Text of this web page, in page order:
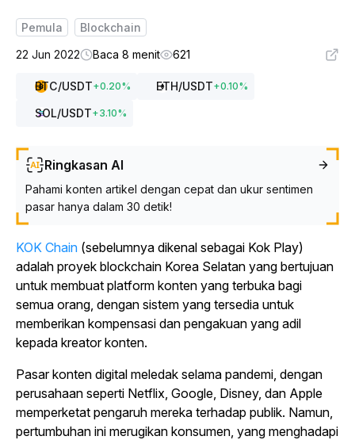
Pemula
Blockchain
22 Jun 2022
Baca 8 menit 621
BTC/USDT+0.20% ETH/USDT+0.10%
SOL/USDT+3.10%
Ringkasan AI
Pahami konten artikel dengan cepat dan ukur sentimen
pasar hanya dalam 30 detik!
KOK Chain (sebelumnya dikenal sebagai Kok Play)
adalah proyek blockchain Korea Selatan yang bertujuan
untuk membuat platform konten yang terbuka bagi
semua orang, dengan sistem yang tersedia untuk
memberikan kompensasi dan pengakuan yang adil
kepada kreator konten.
Pasar konten digital meledak selama pandemi, dengan
perusahaan seperti Netflix, Google, Disney, dan Apple
memperketat pengaruh mereka terhadap publik. Namun,
pertumbuhan ini merugikan konsumen, yang menghadapi